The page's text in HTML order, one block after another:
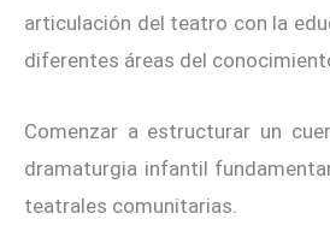
articulación del teatro con la
diferentes áreas del
Comenzar a estructurar un
dramaturgia infantil
teatrales comunitarias.